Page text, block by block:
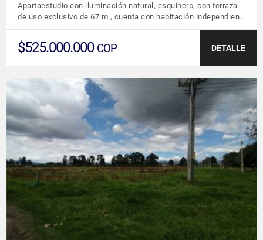
Apartaestudio con iluminación natural, esquinero, con terraza
de uso exclusivo de 67 m., cuenta con habitación independien…
$525.000.000 COP DETALLE
VER DETALLES